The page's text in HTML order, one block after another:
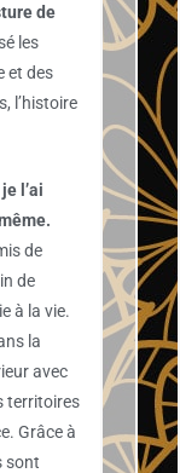
de
les
et des
l’histoire
l’ai
de
de
à la vie.
la
avec
territoires
Grâce à
sont